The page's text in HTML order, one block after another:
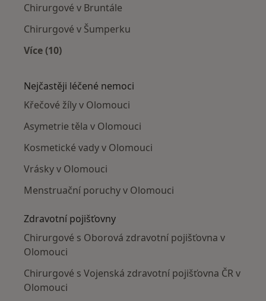
Chirurgové v Bruntále
Chirurgové v Šumperku
Více (10)
Nejčastěji léčené nemoci
Křečové žíly v Olomouci
Asymetrie těla v Olomouci
Kosmetické vady v Olomouci
Vrásky v Olomouci
Menstruační poruchy v Olomouci
Zdravotní pojišťovny
Chirurgové s Oborová zdravotní pojišťovna v
Olomouci
Chirurgové s Vojenská zdravotní pojišťovna ČR v
Olomouci